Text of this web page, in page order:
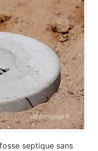
septique sans